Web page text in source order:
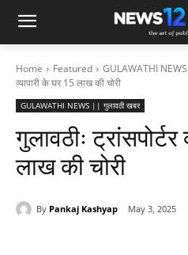
Home Featured GULAWATHI
व्यापारी के घर 15 लाख की चोरी
GULAWATHI NEWS || गुलावठी खबर
गुलावठीः
लाख की चोरी
By Pankaj Kashyap May 3, 2025